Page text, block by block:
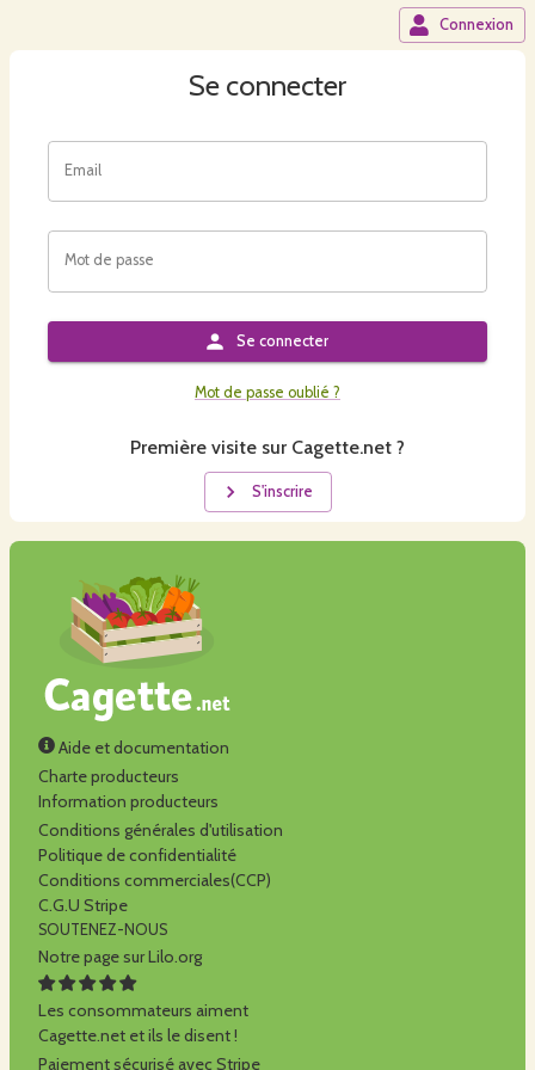
Connexion
Se connecter
Email
Mot de passe
Se connecter
Mot de passe oublié ?
Première visite sur Cagette.net ?
S'inscrire
Aide et documentation
Charte producteurs
Information producteurs
Conditions générales d'utilisation
Politique de confidentialité
Conditions commerciales(CCP)
C.G.U Stripe
SOUTENEZ-NOUS
Notre page sur Lilo.org
Les consommateurs aiment
Cagette.net et ils le disent !
Paiement sécurisé avec Stripe